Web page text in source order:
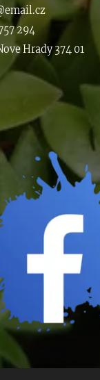
294
Hrady 374 01